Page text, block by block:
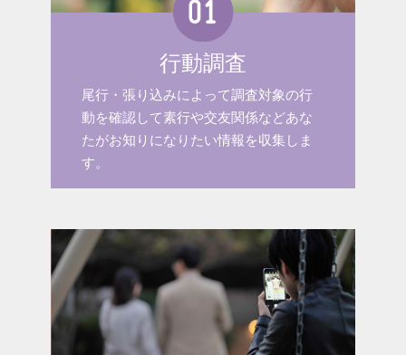
行動調査
尾行・張り込みによって調査対象の行
動を確認して素行や交友関係などあな
たがお知りになりたい情報を収集しま
す。